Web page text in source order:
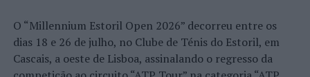
O “Millennium Estoril Open 2026” decorreu entre os
dias 18 e 26 de julho, no Clube de Ténis do Estoril, em
Cascais, a oeste de Lisboa, assinalando o regresso da